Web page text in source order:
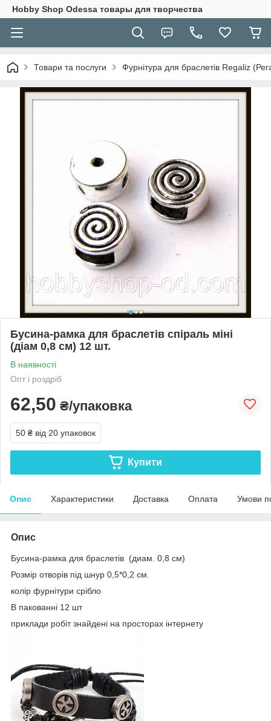
Hobbу Shop Odessa товары для творчества
Товари та послуги Фурнітура для браслетів Regaliz
Бусина-рамка для браслетів спіраль міні
(діам 0,8 см) 12 шт.
В наявності
Опт і роздріб
62,50 ₴/упаковка
50 ₴ від 20 упаковок
Купити
Опис Характеристики Доставка Оплата Умови
Опис
Бусина-рамка для браслетів (диам. 0,8 см)
Розмір отворів під шнур 0,5*0,2 см.
колір фурнітури срібло
В пакованні 12 шт
приклади робіт знайдені на просторах інтернету